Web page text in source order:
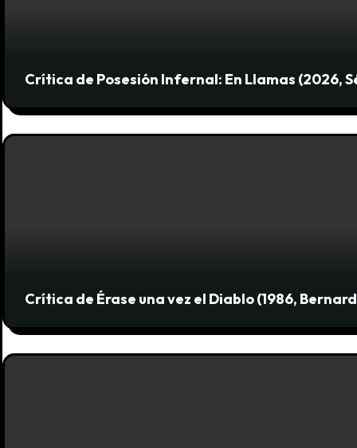
n
t
r
Crítica de Posesión Infernal: En Llamas (2026,
Crítica de Érase una vez el Diablo (1986,